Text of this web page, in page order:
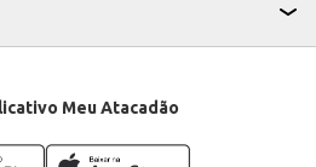
Meu Atacadão